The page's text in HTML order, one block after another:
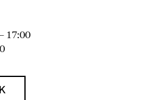
17:00